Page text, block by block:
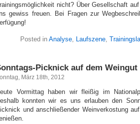
nicht? Über Gesellschaft
gewiss freuen. Bei Fragen zur
Posted in Analyse, Laufszene,
Picknick auf dem
März 18th, 2012
Vormittag haben wir fleißig im
konnten wir es uns erlauben den
und anschließender Weinverkostung